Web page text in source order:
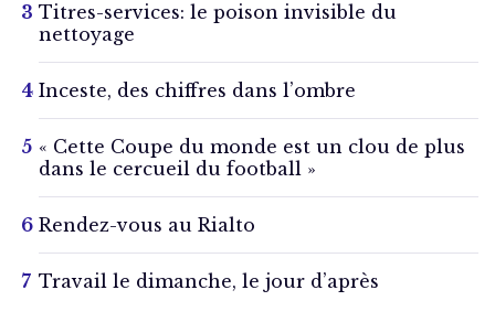
Titres-services: le poison invisible du
nettoyage
Inceste, des chiffres dans l’ombre
« Cette Coupe du monde est un clou de plus
dans le cercueil du football »
Rendez-vous au Rialto
Travail le dimanche, le jour d’après